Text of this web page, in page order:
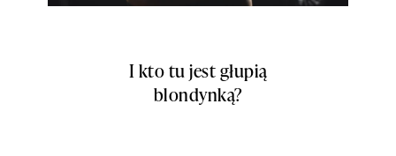
I kto tu jest głupią
blondynką?